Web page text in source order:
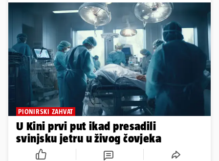
PIONIRSKI ZAHVAT
U Kini prvi put ikad presadili
svinjsku jetru u živog čovjeka